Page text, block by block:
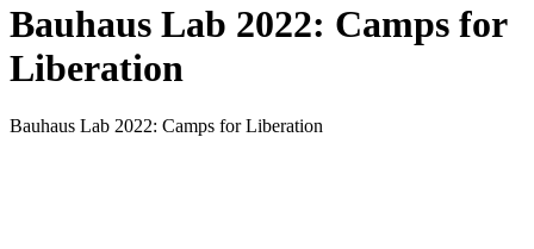
Bauhaus Lab 2022: Camps for
Liberation
Bauhaus Lab 2022: Camps for Liberation